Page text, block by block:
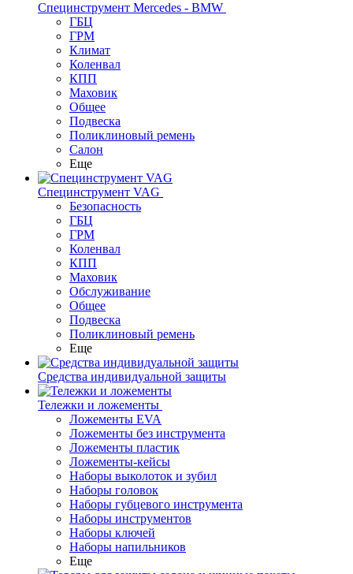
Специнструмент Mercedes - BMW
ГБЦ
ГРМ
Климат
Коленвал
КПП
Маховик
Общее
Подвеска
Поликлиновый ремень
Салон
Еще
Специнструмент VAG
Безопасность
ГБЦ
ГРМ
Коленвал
КПП
Маховик
Обслуживание
Общее
Подвеска
Поликлиновый ремень
Еще
Средства индивидуальной защиты
Тележки и ложементы
Ложементы EVA
Ложементы без инструмента
Ложементы пластик
Ложементы-кейсы
Наборы выколоток и зубил
Наборы головок
Наборы губцевого инструмента
Наборы инструментов
Наборы ключей
Наборы напильников
Еще